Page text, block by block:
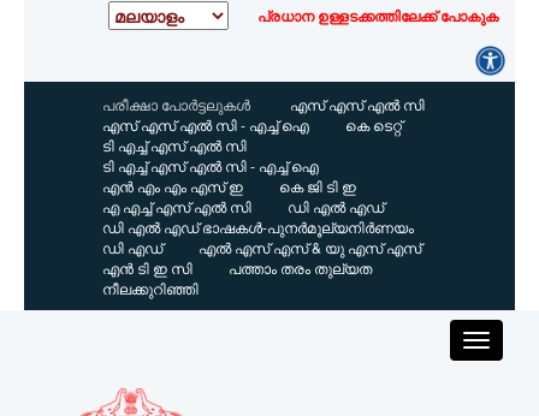
പ്രധാന ഉള്ളടക്കത്തിലേക്ക് പോകുക
പരീക്ഷാ പോർട്ടലുകൾ
എസ്‌ എസ്‌ എൽ സി
എസ്‌ എസ്‌ എൽ സി - എച്ച് ഐ
കെ ടെറ്റ്
ടി എച്ച് എസ്‌ എൽ സി
ടി എച്ച് എസ്‌ എൽ സി - എച്ച് ഐ
എൻ എം എം എസ്‌ ഇ
കെ ജി ടി ഇ
എ എച്ച് എസ്‌ എൽ സി
ഡി എൽ എഡ്
ഡി എൽ എഡ് ഭാഷകൾ-പുനർമൂല്യനിർണയം
ഡി എഡ്
എൽ എസ്‌ എസ്‌ & യു എസ്‌ എസ്‌
എൻ ടി ഇ സി
പത്താം തരം തുല്യത
നീലക്കുറിഞ്ഞി